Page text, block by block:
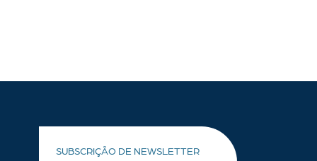
SUBSCRIÇÃO DE NEWSLETTER